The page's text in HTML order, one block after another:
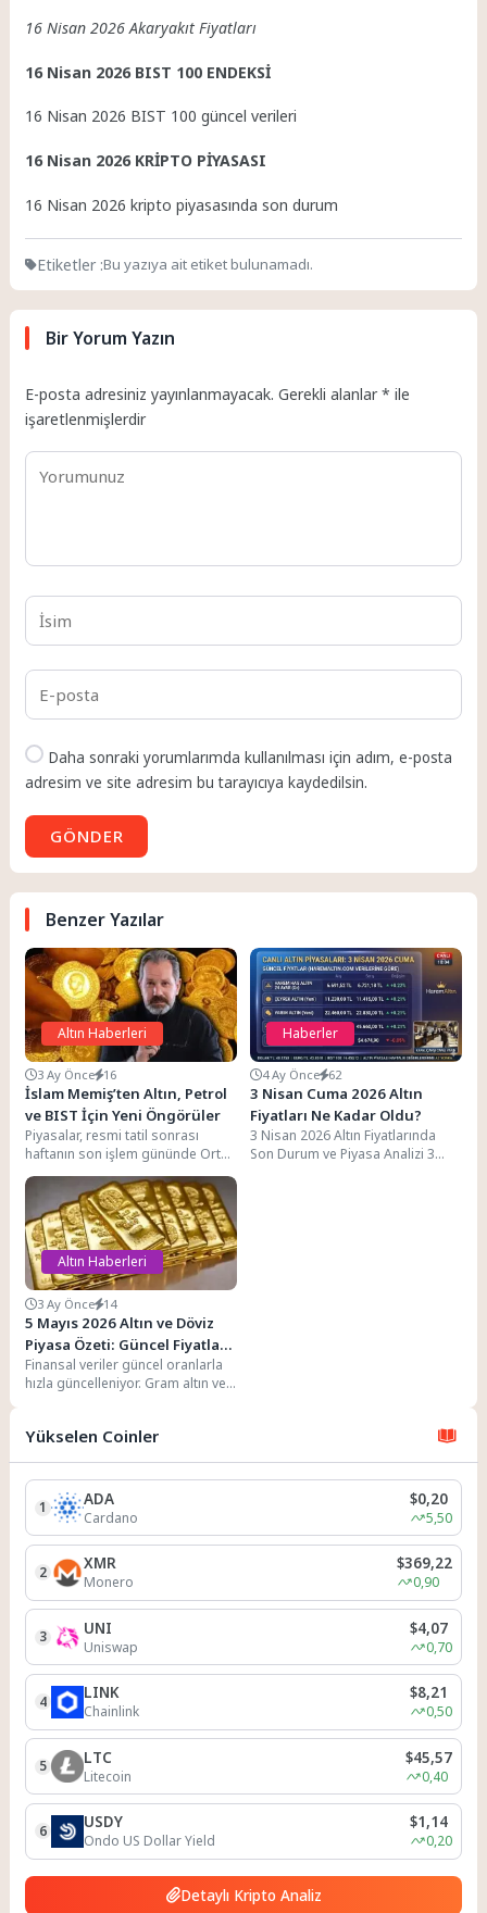
16 Nisan 2026 Akaryakıt Fiyatları
16 Nisan 2026 BIST 100 ENDEKSİ
16 Nisan 2026 BIST 100 güncel verileri
16 Nisan 2026 KRİPTO PİYASASI
16 Nisan 2026 kripto piyasasında son durum
Etiketler :Bu yazıya ait etiket bulunamadı.
Bir Yorum Yazın
E-posta adresiniz yayınlanmayacak. Gerekli alanlar* ile
işaretlenmişlerdir
Daha sonraki yorumlarımda kullanılması için adım, e-posta
adresim ve site adresim bu tarayıcıya kaydedilsin.
GÖNDER
Benzer Yazılar
Altın Haberleri
3 Ay Önce 16
İslam Memiş’ten Altın, Petrol
ve BIST İçin Yeni Öngörüler
Piyasalar, resmi tatil sonrası
haftanın son işlem gününde Orta
Doğu’dan gelen haber akışlarına
odaklandı. Hürmüz...
Haberler
4 Ay Önce 62
3 Nisan Cuma 2026 Altın
Fiyatları Ne Kadar Oldu?
3 Nisan 2026 Altın Fiyatlarında
Son Durum ve Piyasa Analizi 3
Altın Haberleri
3 Ay Önce 14
5 Mayıs 2026 Altın ve Döviz
Piyasa Özeti: Güncel Fiyatlar
ve Karşılaştırmalar
Finansal veriler güncel oranlarla
hızla güncelleniyor. Gram altın ve
Yükselen Coinler
1 ADA
Cardano
$0,20
5,50
2 XMR
Monero
$369,22
0,90
3 UNI
Uniswap
$4,07
0,70
4 LINK
Chainlink
$8,21
0,50
5 LTC
Litecoin
$45,57
0,40
6 USDY
Ondo US Dollar Yield
$1,14
0,20
Detaylı Kripto Analiz